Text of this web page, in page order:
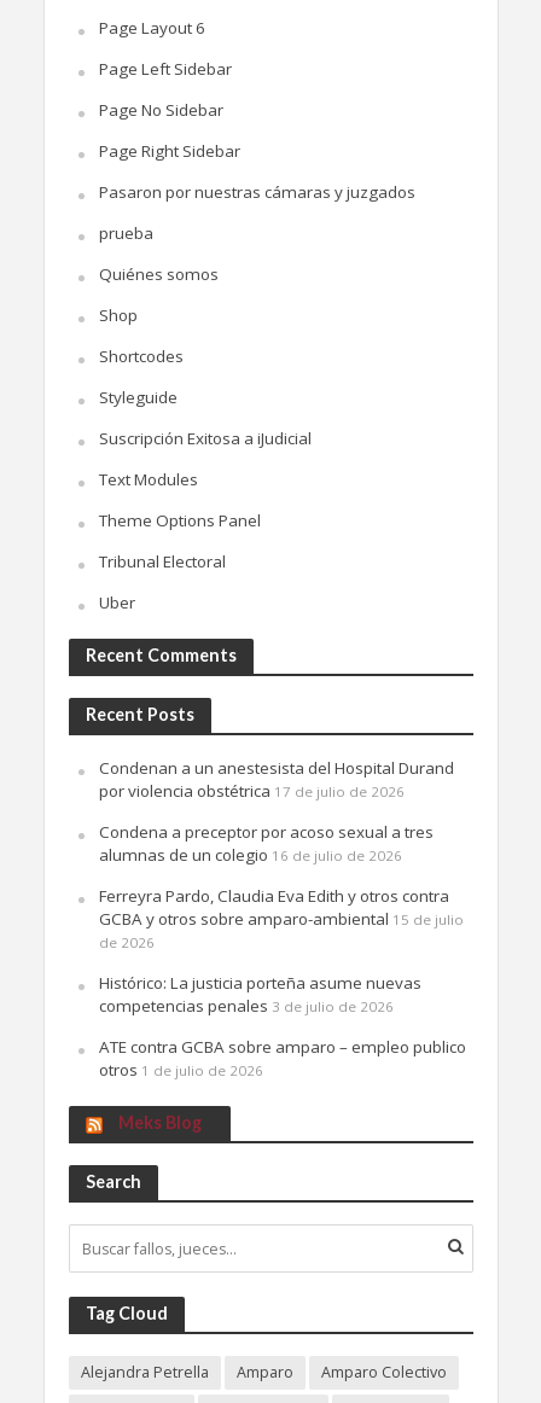
Page Layout 6
Page Left Sidebar
Page No Sidebar
Page Right Sidebar
Pasaron por nuestras cámaras y juzgados
prueba
Quiénes somos
Shop
Shortcodes
Styleguide
Suscripción Exitosa a iJudicial
Text Modules
Theme Options Panel
Tribunal Electoral
Uber
Recent Comments
Recent Posts
Condenan a un anestesista del Hospital Durand
por violencia obstétrica 17 de julio de 2026
Condena a preceptor por acoso sexual a tres
alumnas de un colegio 16 de julio de 2026
Ferreyra Pardo, Claudia Eva Edith y otros contra
GCBA y otros sobre amparo-ambiental 15 de julio
de 2026
Histórico: La justicia porteña asume nuevas
competencias penales 3 de julio de 2026
ATE contra GCBA sobre amparo – empleo publico
otros 1 de julio de 2026
Meks Blog
Search
Tag Cloud
Alejandra Petrella Amparo
Amparo Colectivo